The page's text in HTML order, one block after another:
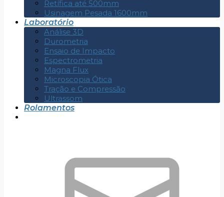
Retífica até 500mm
Usinagem Pesada 1600mm
Laboratório
Análise 3D
Durometria
Ensaio de Impacto
Espectrometria
Magna Flux
Microscopia Ótica
Tração e Compressão
Ultrassom
Rolamentos